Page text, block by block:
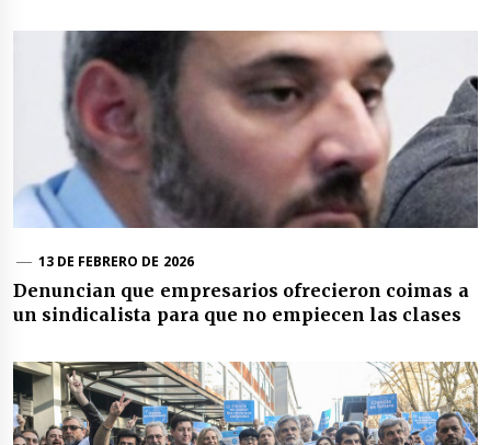
13 DE FEBRERO DE 2026
Denuncian que empresarios ofrecieron coimas a
un sindicalista para que no empiecen las clases